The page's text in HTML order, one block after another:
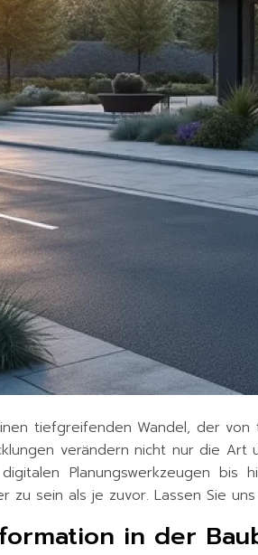
tiefgreifenden Wandel, der
verändern nicht nur die
Planungswerkzeugen
zu sein als je zuvor. Lassen Sie
in der